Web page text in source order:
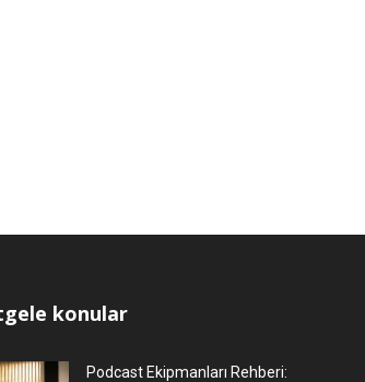
konular
Podcast Ekipmanları Rehberi: